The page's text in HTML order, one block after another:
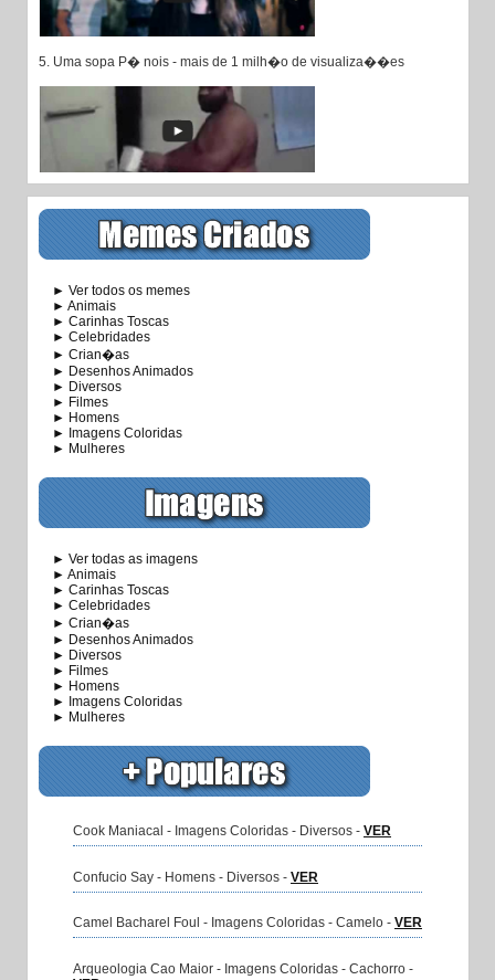
5. Uma sopa P� nois - mais de 1 milh�o de visualiza��es
► Ver todos os memes
► Animais
► Carinhas Toscas
► Celebridades
► Crian�as
► Desenhos Animados
► Diversos
► Filmes
► Homens
► Imagens Coloridas
► Mulheres
► Ver todas as imagens
► Animais
► Carinhas Toscas
► Celebridades
► Crian�as
► Desenhos Animados
► Diversos
► Filmes
► Homens
► Imagens Coloridas
► Mulheres
Cook Maniacal - Imagens Coloridas - Diversos - VER
Confucio Say - Homens - Diversos - VER
Camel Bacharel Foul - Imagens Coloridas - Camelo - VER
Arqueologia Cao Maior - Imagens Coloridas - Cachorro -